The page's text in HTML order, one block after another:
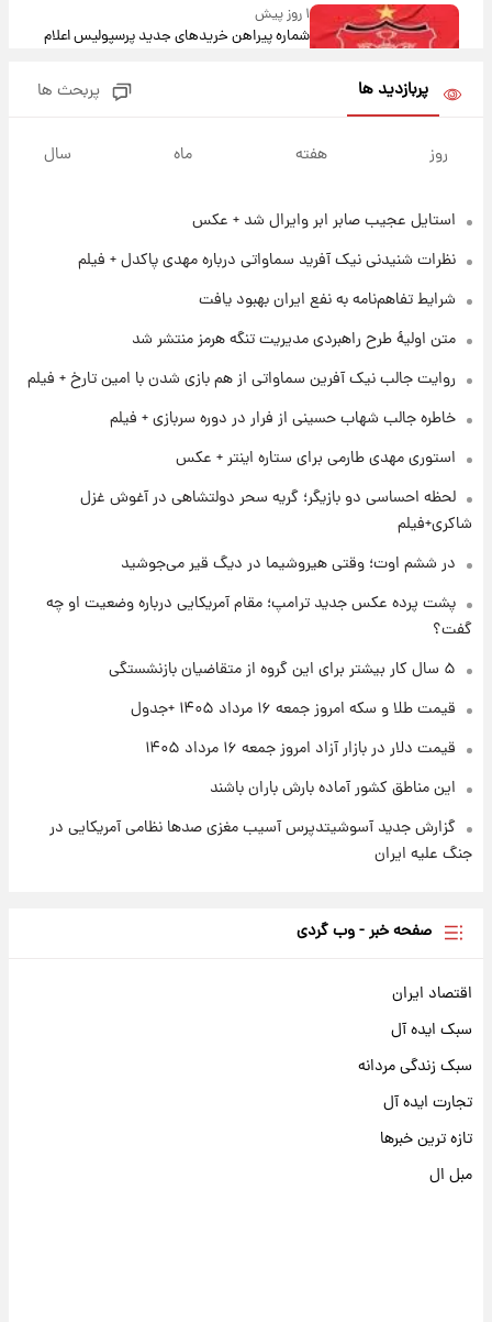
۱ روز پیش
شماره پیراهن خریدهای جدید پرسپولیس اعلام
شد+فیلم
۱ روز پیش
امروز پنجشنبه ۱۵ مرداد ۱۴۰۵ +جدول
قیمت طلا و سکه امروز پنجشنبه ۱۵ مرداد ۱۴۰۵
۱ روز پیش
شارژ جدید کالابرگ برای سه دهک؛ جزئیات اعلام
شد
شرایط تازه فروش اقساطی سایپا اعلام شد؛
شاهین، کوییک، اطلس، سهند و ساینا با اقساط
بلندمدت + جدول
قیمت سکه و طلا فردا
پربازدید ها پربحث ها
روز هفته ماه سال
استایل عجیب صابر ابر وایرال شد + عکس
نظرات شنیدنی نیک آفرید سماواتی درباره مهدی پاکدل + فیلم
شرایط تفاهم‌نامه به نفع ایران بهبود یافت
متن اولیۀ طرح راهبردی مدیریت تنگه هرمز منتشر شد
روایت جالب نیک آفرین سماواتی از هم بازی شدن با امین تارخ + فیلم
خاطره جالب شهاب حسینی از فرار در دوره سربازی + فیلم
استوری مهدی طارمی برای ستاره اینتر + عکس
لحظه احساسی دو بازیگر؛ گریه سحر دولتشاهی در آغوش غزل
شاکری+فیلم
در ششم اوت؛ وقتی هیروشیما در دیگ قیر می‌جوشید
پشت پرده عکس جدید ترامپ؛ مقام آمریکایی درباره وضعیت او چه
گفت؟
۵ سال کار بیشتر برای این گروه از متقاضیان بازنشستگی
قیمت طلا و سکه امروز جمعه ۱۶ مرداد ۱۴۰۵ +جدول
قیمت دلار در بازار آزاد امروز جمعه ۱۶ مرداد ۱۴۰۵
این مناطق کشور آماده بارش باران باشند
گزارش جدید آسوشیتدپرس آسیب مغزی صدها نظامی آمریکایی در
جنگ علیه ایران
صفحه خبر - وب گردی
اقتصاد ایران
سبک ایده آل
سبک زندگی مردانه
تجارت ایده آل
تازه ترین خبرها
مبل ال